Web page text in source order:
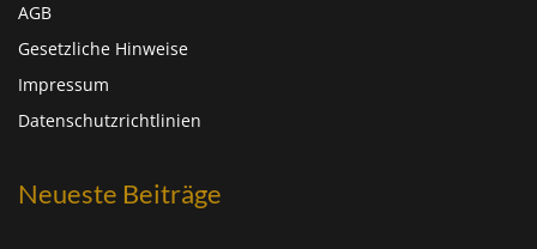
AGB
Gesetzliche Hinweise
Impressum
Datenschutzrichtlinien
Neueste Beiträge